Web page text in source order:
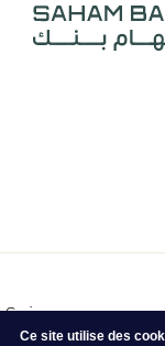
Suivez-nous sur
Ce site utilise des